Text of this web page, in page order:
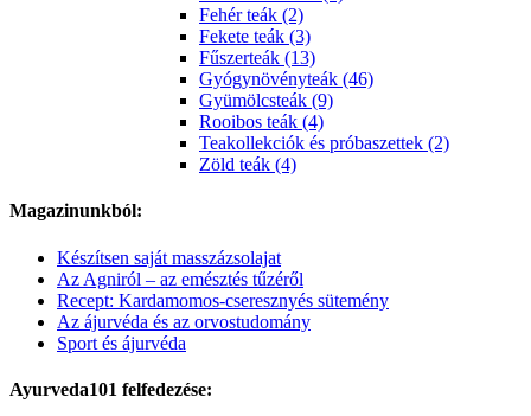
Fehér teák (2)
Fekete teák (3)
Fűszerteák (13)
Gyógynövényteák (46)
Gyümölcsteák (9)
Rooibos teák (4)
Teakollekciók és próbaszettek (2)
Zöld teák (4)
Magazinunkból:
Készítsen saját masszázsolajat
Az Agniról – az emésztés tűzéről
Recept: Kardamomos-cseresznyés sütemény
Az ájurvéda és az orvostudomány
Sport és ájurvéda
Ayurveda101 felfedezése: